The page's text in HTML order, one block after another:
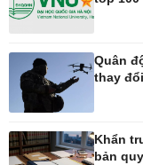
Pháp luật
Tin nóng
Quân
thay
Khẩn
bản